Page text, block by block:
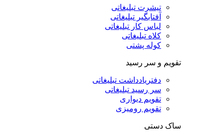
تیشرت تبلیغاتی
آفتابگیر تبلیغاتی
لباس کار تبلیغاتی
کلاه تبلیغاتی
کوله پشتی
تقویم و سر رسید
دفتریادداشت تبلیغاتی
سر رسید تبلیغاتی
تقویم دیواری
تقویم رومیزی
ساک دستی